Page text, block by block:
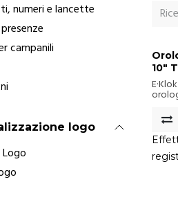
numeri e lancette
campanili
logo
10"
e